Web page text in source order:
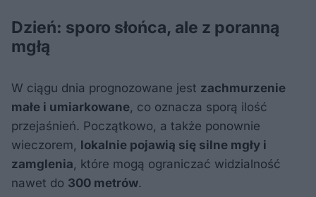
Dzień: sporo słońca, ale z poranną
mgłą
W ciągu dnia prognozowane jest zachmurzenie
małe i umiarkowane , co oznacza sporą ilość
przejaśnień. Początkowo, a także ponownie
wieczorem, lokalnie pojawią się silne mgły i
zamglenia , które mogą ograniczać widzialność
nawet do 300 metrów.